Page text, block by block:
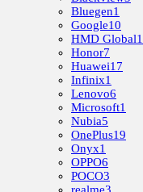
Bluegen1
Google10
HMD Global1
Honor7
Huawei17
Infinix1
Lenovo6
Microsoft1
Nubia5
OnePlus19
Onyx1
OPPO6
POCO3